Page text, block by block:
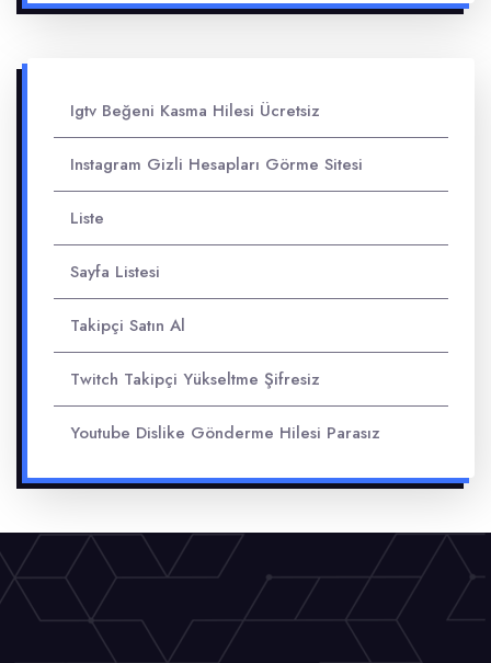
Igtv Beğeni Kasma Hilesi Ücretsiz
Instagram Gizli Hesapları Görme Sitesi
Liste
Sayfa Listesi
Takipçi Satın Al
Twitch Takipçi Yükseltme Şifresiz
Youtube Dislike Gönderme Hilesi Parasız